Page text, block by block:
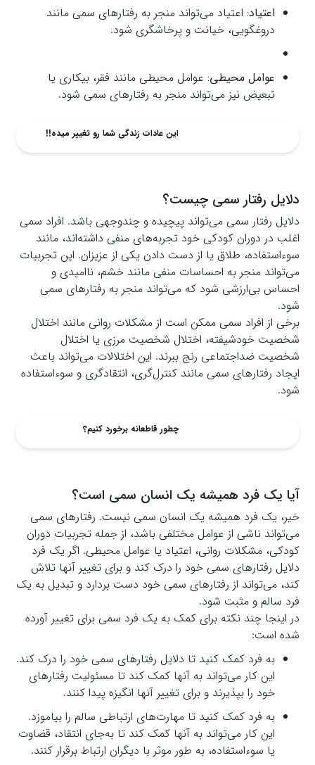
اعتیاد: اعتیاد می‌تواند منجر به رفتارهای سمی مانند
دروغگویی، خیانت و پرخاشگری شود.
عوامل محیطی: عوامل محیطی مانند فقر، بیکاری یا
تبعیض نیز می‌تواند منجر به رفتارهای سمی شود.
این عادات زندگی شما رو تغییر میده!!
دلایل رفتار سمی چیست؟
دلایل رفتار سمی می‌تواند پیچیده و چندوجهی باشد. افراد سمی
اغلب در دوران کودکی خود تجربه‌های منفی داشته‌اند، مانند
سوءاستفاده، طلاق یا از دست دادن یکی از عزیزان. این تجربیات
می‌تواند منجر به احساسات منفی مانند خشم، ناامیدی و
احساس بی‌ارزشی شود که می‌تواند منجر به رفتارهای سمی
شود.
برخی از افراد سمی ممکن است از مشکلات روانی مانند اختلال
شخصیت خودشیفته، اختلال شخصیت مرزی یا اختلال
شخصیت ضداجتماعی رنج ببرند. این اختلالات می‌تواند باعث
ایجاد رفتارهای سمی مانند کنترل‌گری، انتقادگری و سوءاستفاده
شود.
چطور قاطعانه برخورد کنیم؟
آیا یک فرد همیشه یک انسان سمی است؟
خیر، یک فرد همیشه یک انسان سمی نیست. رفتارهای سمی
می‌تواند ناشی از عوامل مختلفی باشد، از جمله تجربیات دوران
کودکی، مشکلات روانی، اعتیاد یا عوامل محیطی. اگر یک فرد
دلایل رفتارهای سمی خود را درک کند و برای تغییر آنها تلاش
کند، می‌تواند از رفتارهای سمی خود دست بردارد و تبدیل به یک
فرد سالم و مثبت شود.
در اینجا چند نکته برای کمک به یک فرد سمی برای تغییر آورده
شده است:
به فرد کمک کنید تا دلایل رفتارهای سمی خود را درک کند.
این کار می‌تواند به آنها کمک کند تا مسئولیت رفتارهای
خود را بپذیرند و برای تغییر آنها انگیزه پیدا کنند.
به فرد کمک کنید تا مهارت‌های ارتباطی سالم را بیاموزد.
این کار می‌تواند به آنها کمک کند تا به‌جای انتقاد، قضاوت
یا سوءاستفاده، به طور موثر با دیگران ارتباط برقرار کنند.